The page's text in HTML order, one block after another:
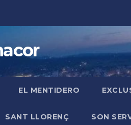
EL MENTIDERO
SANT LLORENÇ SON